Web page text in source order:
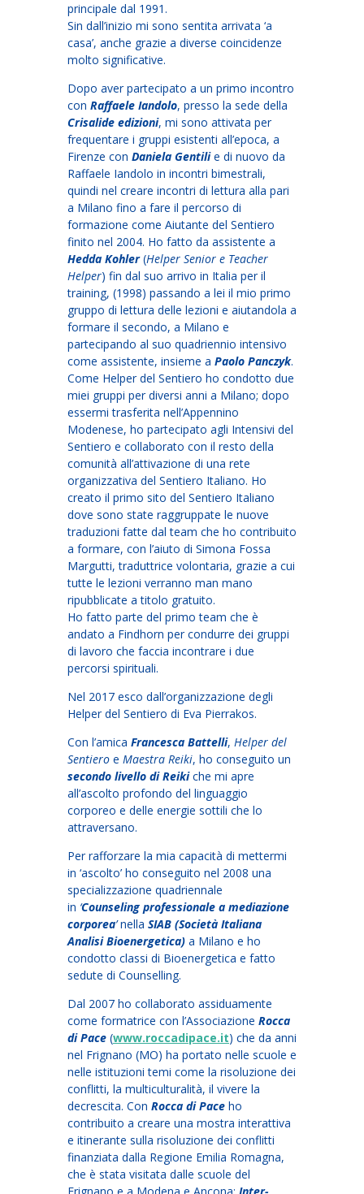
principale dal 1991.
Sin dall’inizio mi sono sentita arrivata ‘a
casa’, anche grazie a diverse coincidenze
molto significative.
Dopo aver partecipato a un primo incontro
con Raffaele Iandolo, presso la sede della
Crisalide edizioni, mi sono attivata per
frequentare i gruppi esistenti all’epoca, a
Firenze con Daniela Gentilie di nuovo da
Raffaele Iandolo in incontri bimestrali,
quindi nel creare incontri di lettura alla pari
a Milano fino a fare il percorso di
formazione come Aiutante del Sentiero
finito nel 2004. Ho fatto da assistente a
Hedda Kohler(Helper Senior e Teacher
Helper) fin dal suo arrivo in Italia per il
training, (1998) passando a lei il mio primo
gruppo di lettura delle lezioni e aiutandola a
formare il secondo, a Milano e
partecipando al suo quadriennio intensivo
come assistente, insieme a Paolo Panczyk.
Come Helper del Sentiero ho condotto due
miei gruppi per diversi anni a Milano; dopo
essermi trasferita nell’Appennino
Modenese, ho partecipato agli Intensivi del
Sentiero e collaborato con il resto della
comunità all’attivazione di una rete
organizzativa del Sentiero Italiano. Ho
creato il primo sito del Sentiero Italiano
dove sono state raggruppate le nuove
traduzioni fatte dal team che ho contribuito
a formare, con l’aiuto di Simona Fossa
Margutti, traduttrice volontaria, grazie a cui
tutte le lezioni verranno man mano
ripubblicate a titolo gratuito.
Ho fatto parte del primo team che è
andato a Findhorn per condurre dei gruppi
di lavoro che faccia incontrare i due
percorsi spirituali.
Nel 2017 esco dall’organizzazione degli
Helper del Sentiero di Eva Pierrakos.
Con l’amica Francesca Battelli, Helper del
Sentiero e Maestra Reiki, ho conseguito un
secondo livello di Reikiche mi apre
all’ascolto profondo del linguaggio
corporeo e delle energie sottili che lo
attraversano.
Per rafforzare la mia capacità di mettermi
in ‘ascolto’ ho conseguito nel 2008 una
specializzazione quadriennale
in ‘Counseling professionale a mediazione
corporea’nella SIAB (Società Italiana
Analisi Bioenergetica) a Milano e ho
condotto classi di Bioenergetica e fatto
sedute di Counselling.
Dal 2007 ho collaborato assiduamente
come formatrice con l’Associazione Rocca
di Pace (www.roccadipace.it) che da anni
nel Frignano (MO) ha portato nelle scuole e
nelle istituzioni temi come la risoluzione dei
conflitti, la multiculturalità, il vivere la
decrescita. Con Rocca di Pace ho
contribuito a creare una mostra interattiva
e itinerante sulla risoluzione dei conflitti
finanziata dalla Regione Emilia Romagna,
che è stata visitata dalle scuole del